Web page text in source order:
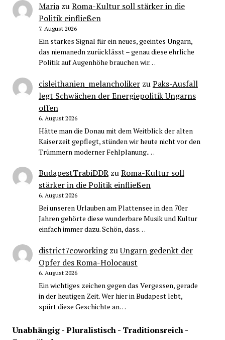
MariazuRoma-Kultur soll stärker in die
Politik einfließen
7. August 2026
Ein starkes Signal für ein neues, geeintes Ungarn,
das niemanedn zurücklässt – genau diese ehrliche
Politik auf Augenhöhe brauchen wir…
cisleithanien_melancholikerzuPaks-Ausfall
legt Schwächen der Energiepolitik Ungarns
offen
6. August 2026
Hätte man die Donau mit dem Weitblick der alten
Kaiserzeit gepflegt, stünden wir heute nicht vor den
Trümmern moderner Fehlplanung.…
BudapestTrabiDDRzuRoma-Kultur soll
stärker in die Politik einfließen
6. August 2026
Bei unseren Urlauben am Plattensee in den 70er
Jahren gehörte diese wunderbare Musik und Kultur
einfach immer dazu. Schön, dass…
district7coworkingzuUngarn gedenkt der
Opfer des Roma-Holocaust
6. August 2026
Ein wichtiges zeichen gegen das Vergessen, gerade
in der heutigen Zeit. Wer hier in Budapest lebt,
spürt diese Geschichte an…
Unabhängig - Pluralistisch - Traditionsreich -